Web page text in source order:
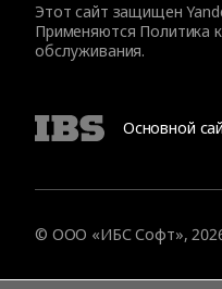
Этот сайт защищен
Применяются Политика
обслуживания.
Основной
© ООО «ИБС Софт»,